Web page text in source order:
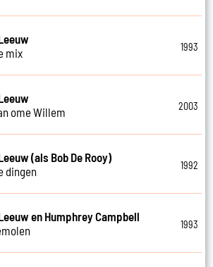
mix
1993
ome Willem
2003
(als Bob De Rooy)
dingen
1992
en Humphrey Campbell
1993